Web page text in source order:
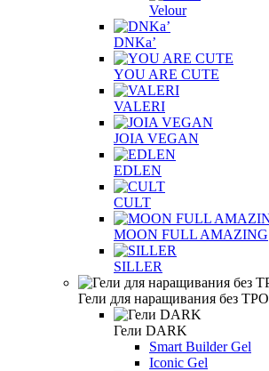
Velour
DNKa’
YOU ARE CUTE
VALERI
JOIA VEGAN
EDLEN
CULT
MOON FULL AMAZING
SILLER
Гели для наращивания без TPO
Гели DARK
Smart Builder Gel
Iconic Gel